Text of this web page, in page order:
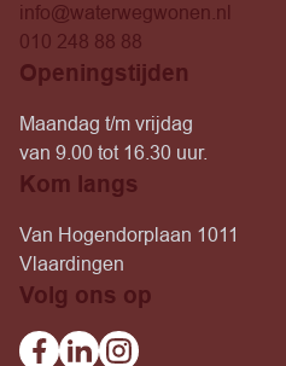
info@waterwegwonen.nl
010 248 88 88
Openingstijden
Maandag t/m vrijdag
van 9.00 tot 16.30 uur.
Kom langs
Van Hogendorplaan 1011
Vlaardingen
Volg ons op
Facebook
LinkedinInstagram